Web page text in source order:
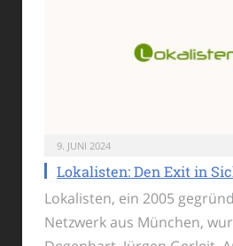
9. JUNI 2024
Lokalisten: Den Exit in
Lokalisten, ein 2005
Netzwerk aus München,